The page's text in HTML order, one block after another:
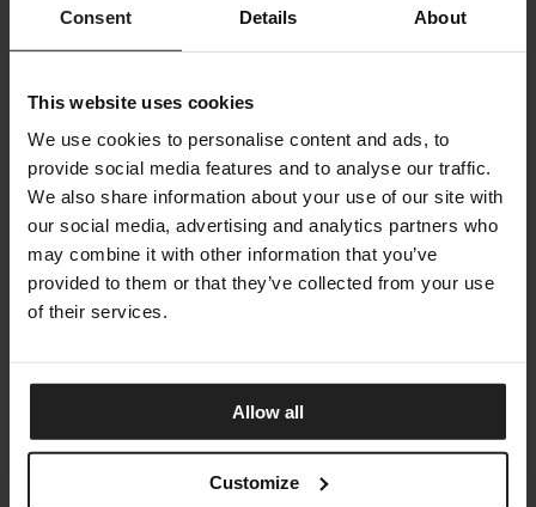
Consent Details About
This website uses cookies
We use cookies to personalise content and ads, to
provide social media features and to analyse our traffic.
We also share information about your use of our site with
our social media, advertising and analytics partners who
may combine it with other information that you’ve
provided to them or that they’ve collected from your use
of their services.
Allow all
Customize
Μπορεί να σας ενδιαφέρουν